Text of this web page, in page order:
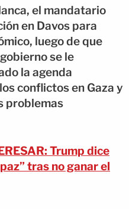
el mandatario
en Davos para
luego de que
se le
la agenda
conflictos en Gaza y
problemas
Trump dice
tras no ganar el